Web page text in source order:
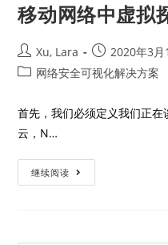
移动网络中虚拟
Xu, Lara
2020年3月
网络安全可视化解决方案
首先，我们必须定义我们正
云，N…
继续阅读